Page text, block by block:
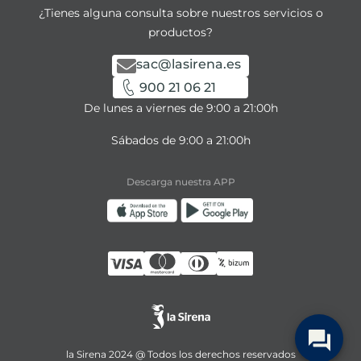
¿Tienes alguna consulta sobre nuestros servicios o
productos?
sac@lasirena.es
900 21 06 21
De lunes a viernes de 9:00 a 21:00h
Sábados de 9:00 a 21:00h
Descarga nuestra APP
la Sirena 2024 @ Todos los derechos reservados